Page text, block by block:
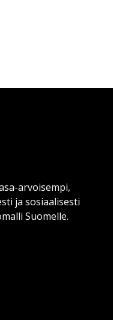
arvoisempi,
ja sosiaalisesti
Suomelle.